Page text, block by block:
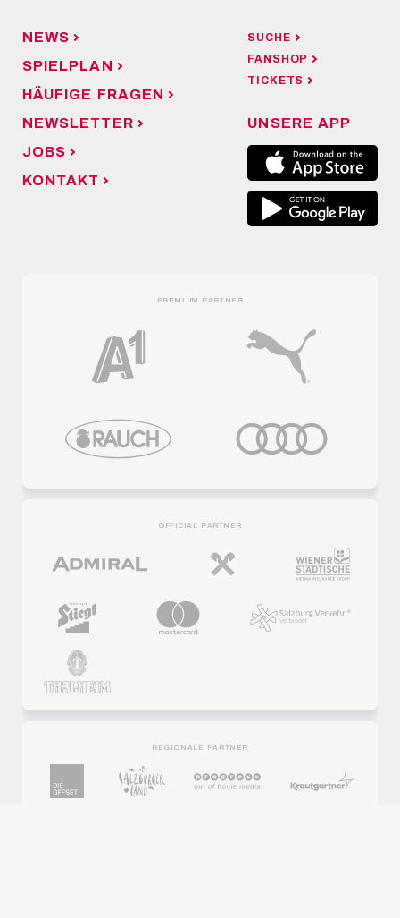
NEWS
SPIELPLAN
HÄUFIGE FRAGEN
NEWSLETTER
JOBS
KONTAKT
SUCHE
FANSHOP
TICKETS
UNSERE APP
PREMIUM PARTNER
OFFICIAL PARTNER
REGIONALE PARTNER